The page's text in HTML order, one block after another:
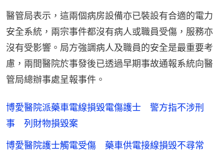
醫管局表示，這兩個病房設備亦已裝設有合適的電力
安全系統，兩宗事件都沒有病人或職員受傷，服務亦
沒有受影響。局方強調病人及職員的安全是最重要考
慮，兩間醫院於事發後已透過早期事故通報系統向醫
管局總辦事處呈報事件。
博愛醫院派藥車電線損毀電傷護士 警方指不涉刑
事 列財物損毀案
博愛醫院護士觸電受傷 藥車供電接線損毁不尋常